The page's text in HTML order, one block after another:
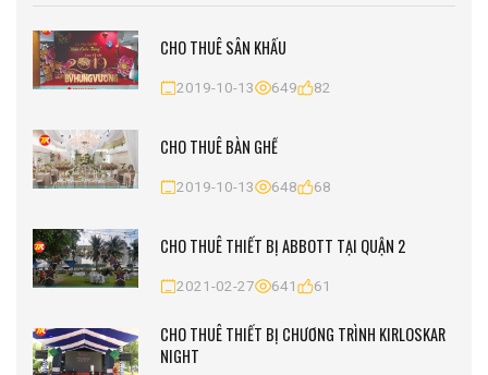
CHO THUÊ SÂN KHẤU
2019-10-13 649 82
CHO THUÊ BÀN GHẾ
2019-10-13 648 68
CHO THUÊ THIẾT BỊ ABBOTT TẠI QUẬN 2
2021-02-27 641 61
CHO THUÊ THIẾT BỊ CHƯƠNG TRÌNH KIRLOSKAR
NIGHT